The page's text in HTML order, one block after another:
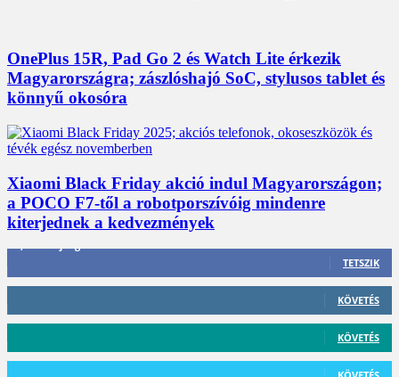
OnePlus 15R, Pad Go 2 és Watch Lite érkezik
Magyarországra; zászlóshajó SoC, stylusos tablet és
könnyű okosóra
Xiaomi Black Friday akció indul Magyarországon;
a POCO F7-től a robotporszívóig mindenre
kiterjednek a kedvezmények
TETSZIK
KÖVETÉS
KÖVETÉS